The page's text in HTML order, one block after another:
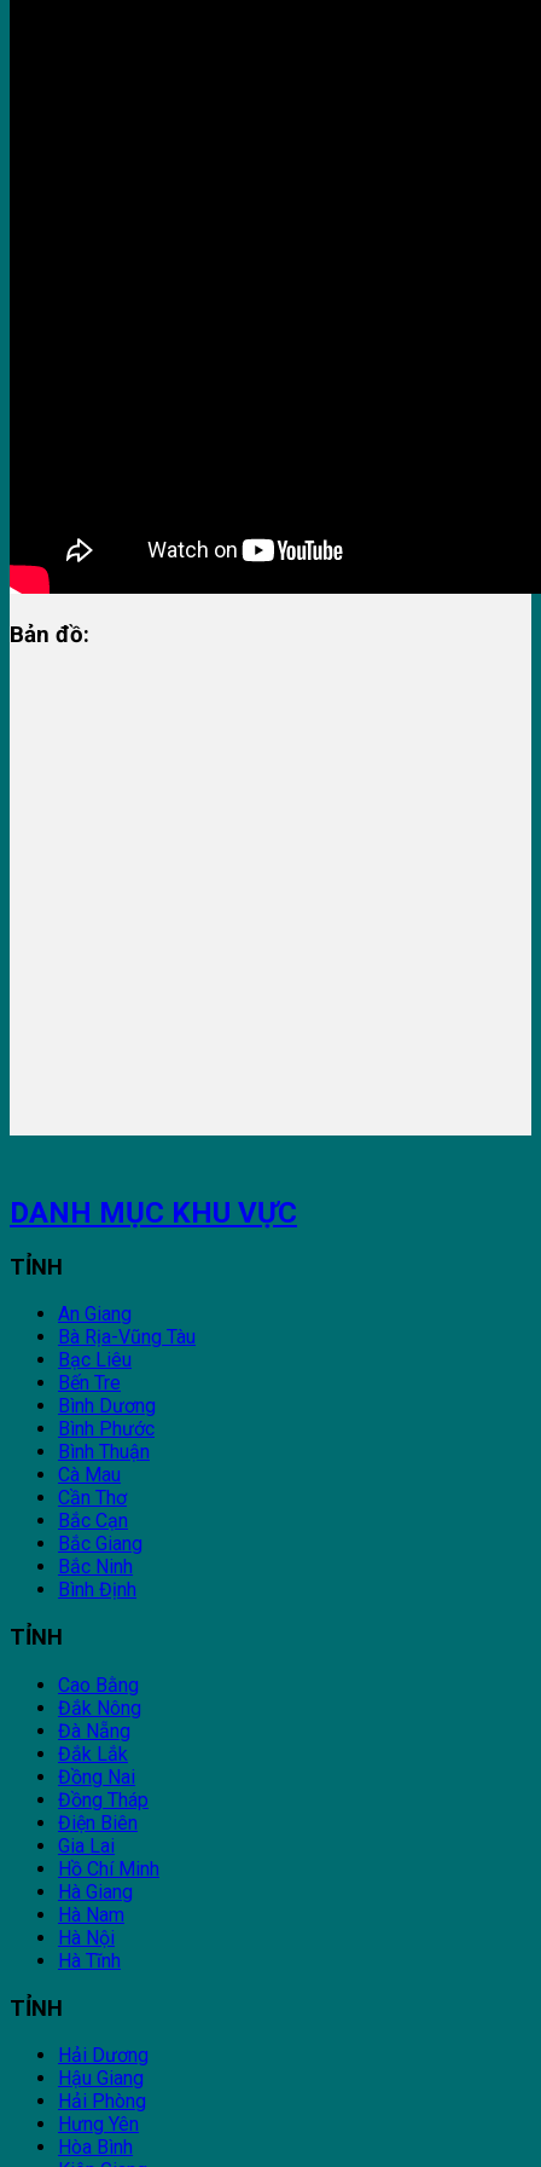
Bản đồ:
DANH MỤC KHU VỰC
TỈNH
An Giang
Bà Rịa-Vũng Tàu
Bạc Liêu
Bến Tre
Bình Dương
Bình Phước
Bình Thuận
Cà Mau
Cần Thơ
Bắc Cạn
Bắc Giang
Bắc Ninh
Bình Định
TỈNH
Cao Bằng
Đắk Nông
Đà Nẵng
Đắk Lắk
Đồng Nai
Đồng Tháp
Điện Biên
Gia Lai
Hồ Chí Minh
Hà Giang
Hà Nam
Hà Nội
Hà Tĩnh
TỈNH
Hải Dương
Hậu Giang
Hải Phòng
Hưng Yên
Hòa Bình